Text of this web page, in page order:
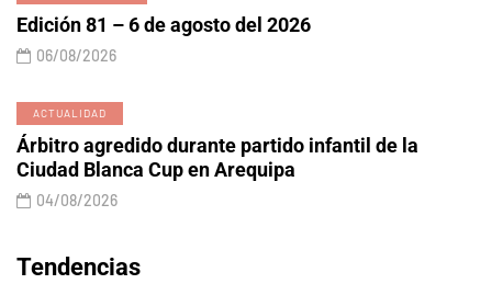
Edición 81 – 6 de agosto del 2026
06/08/2026
ACTUALIDAD
Árbitro agredido durante partido infantil de la
Ciudad Blanca Cup en Arequipa
04/08/2026
Tendencias